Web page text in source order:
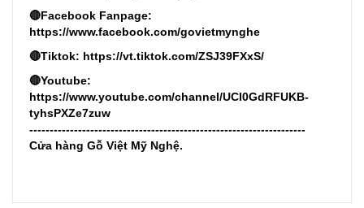
🔴Facebook Fanpage:
https://www.facebook.com/govietmynghe
🔴Tiktok: https://vt.tiktok.com/ZSJ39FXxS/
🔴Youtube:
https://www.youtube.com/channel/UCl0GdRFUKB-
tyhsPXZe7zuw
--------------------------------------------------------------------
Cửa hàng Gỗ Việt Mỹ Nghệ.